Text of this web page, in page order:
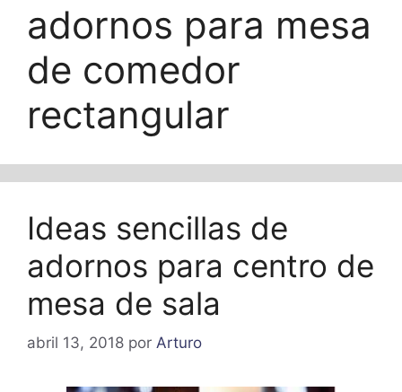
adornos para mesa
de comedor
rectangular
Ideas sencillas de
adornos para centro de
mesa de sala
abril 13, 2018 por Arturo